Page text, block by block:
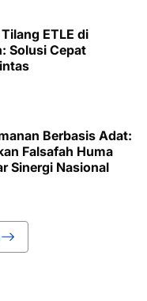
ETLE di
Solusi Cepat
Berbasis Adat:
Falsafah Huma
Sinergi Nasional